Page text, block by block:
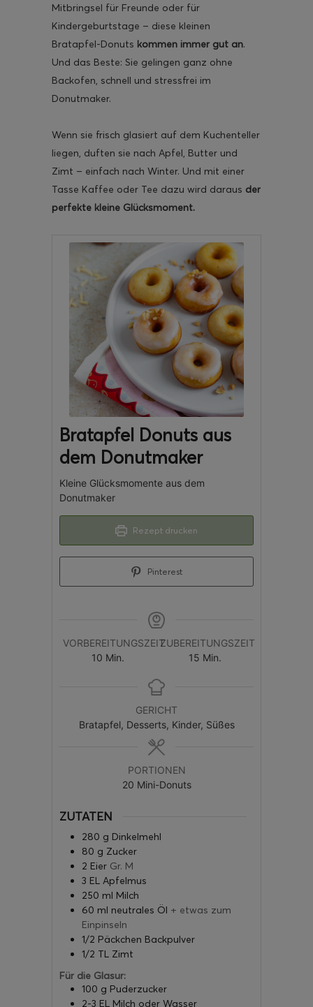
Mitbringsel für Freunde oder für
Kindergeburtstage – diese kleinen
Bratapfel-Donuts kommen immer gut an.
Und das Beste: Sie gelingen ganz ohne
Backofen, schnell und stressfrei im
Donutmaker.
Wenn sie frisch glasiert auf dem Kuchenteller
liegen, duften sie nach Apfel, Butter und
Zimt – einfach nach Winter. Und mit einer
Tasse Kaffee oder Tee dazu wird daraus der
perfekte kleine Glücksmoment.
Bratapfel Donuts aus
dem Donutmaker
Kleine Glücksmomente aus dem
Donutmaker
Rezept drucken
Pinterest
VORBEREITUNGSZEIT
10 Min.
ZUBEREITUNGSZEIT
15 Min.
GERICHT
Bratapfel, Desserts, Kinder, Süßes
PORTIONEN
20 Mini-Donuts
ZUTATEN
280 g Dinkelmehl
80 g Zucker
2 Eier Gr. M
3 EL Apfelmus
250 ml Milch
60 ml neutrales Öl + etwas zum
Einpinseln
1/2 Päckchen Backpulver
1/2 TL Zimt
Für die Glasur:
100 g Puderzucker
2-3 EL Milch oder Wasser